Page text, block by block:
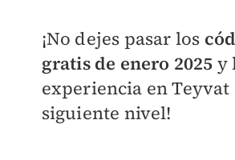
¡No dejes pasar los
gratis de enero 2025 y
experiencia en Teyvat
siguiente nivel!